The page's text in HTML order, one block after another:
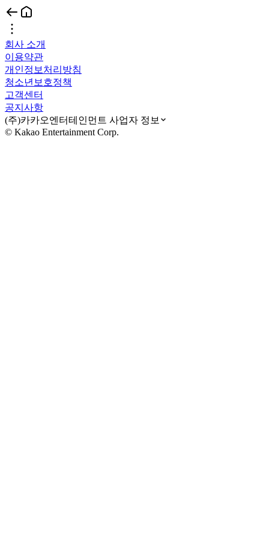
회사 소개
이용약관
개인정보처리방침
청소년보호정책
고객센터
공지사항
(주)카카오엔터테인먼트 사업자 정보
© Kakao Entertainment Corp.